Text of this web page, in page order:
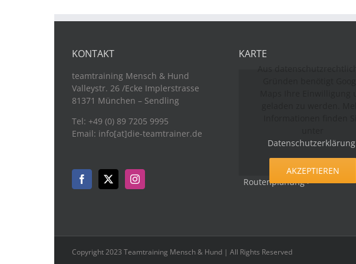
KONTAKT
teamtraining Mensch & Hund
Valleystr. 26 /Ecke Implerstrasse
81371 München – Sendling
Tel: +49 (0) 89 7205 9995
Email: info[at]die-teamtrainer.de
KARTE
Datenschutzerklärung
AKZEPTIEREN
Routenplanung >
Copyright 2023 Teamtraining Mensch & Hund | All Rights Reserved